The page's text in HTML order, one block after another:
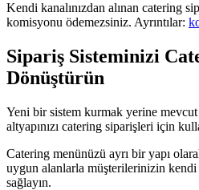
Kendi kanalınızdan alınan catering
komisyonu ödemezsiniz. Ayrıntılar:
Sipariş Sisteminizi
Dönüştürün
Yeni bir sistem kurmak yerine mevcut
altyapınızı catering siparişleri için
Catering menünüzü ayrı bir yapı
uygun alanlarla müşterilerinizin kendi
sağlayın.